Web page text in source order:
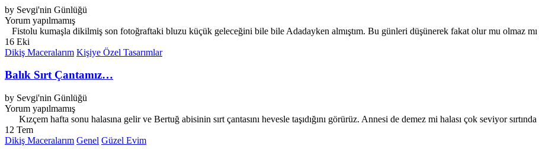
by Sevgi'nin Günlüğü
Yorum yapılmamış
Fistolu kumaşla dikilmiş son fotoğraftaki bluzu küçük geleceğini bile bile Adadayken almıştım. Bu günleri düşünerek fakat olur mu olmaz
16 Eki
Dikiş Maceralarım Kişiye Özel Tasarımlar
Balık Sırt Çantamız…
by Sevgi'nin Günlüğü
Yorum yapılmamış
Kızçem hafta sonu halasına gelir ve Bertuğ abisinin sırt çantasını hevesle taşıdığını görürüz. Annesi de demez mi halası çok seviyor sırtında
12 Tem
Dikiş Maceralarım Genel Güzel Evim